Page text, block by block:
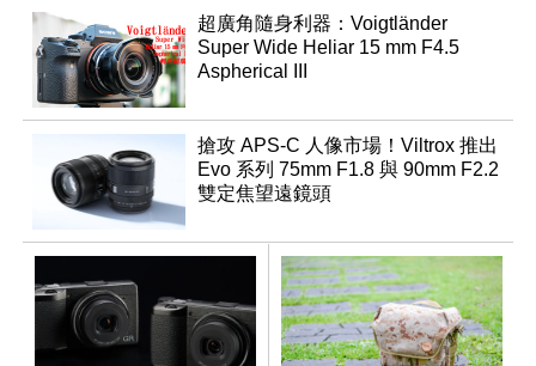
超廣角隨身利器：Voigtländer
Super Wide Heliar 15 mm F4.5
Aspherical III
搶攻 APS-C 人像市場！Viltrox 推出
Evo 系列 75mm F1.8 與 90mm F2.2
雙定焦望遠鏡頭